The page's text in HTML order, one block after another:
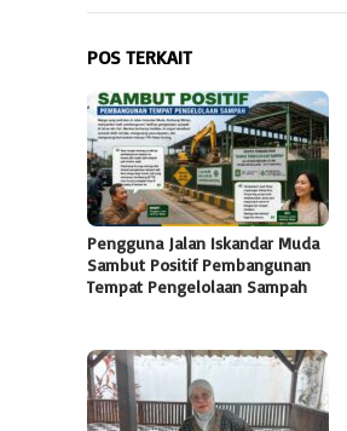
POS TERKAIT
Pengguna Jalan Iskandar Muda
Sambut Positif Pembangunan
Tempat Pengelolaan Sampah